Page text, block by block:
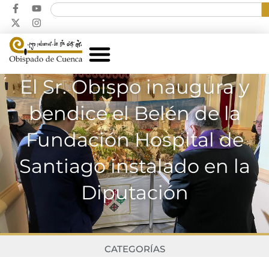
El Sr. Obispo inaugura y
bendice el Belén de la
Fundación Hospital de
Santiago instalado en la
Diputación
CATEGORÍAS